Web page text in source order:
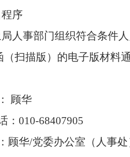
序
人事部门组织符合条件
（扫描版）的电子版材料
顾华
：010-68407905
顾华/党委办公室（人事